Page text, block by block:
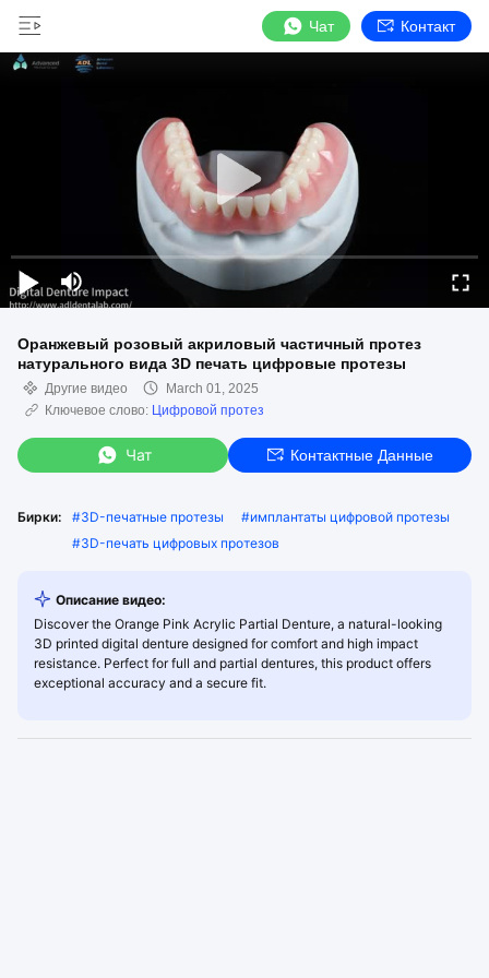
Чат Контакт
Оранжевый розовый акриловый частичный протез
натурального вида 3D печать цифровые протезы
Другие видео
March 01, 2025
Ключевое слово: Цифровой протез
Чат Контактные Данные
Бирки: #3D-печатные протезы #имплантаты цифровой протезы
#3D-печать цифровых протезов
Описание видео:
Discover the Orange Pink Acrylic Partial Denture, a natural-looking
3D printed digital denture designed for comfort and high impact
resistance. Perfect for full and partial dentures, this product offers
exceptional accuracy and a secure fit.